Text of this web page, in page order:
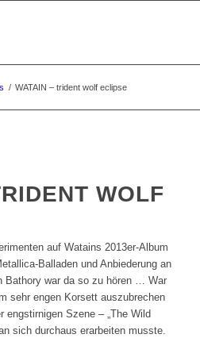
/ WATAIN – trident wolf eclipse
WOLF
auf Watains 2013er-Album
Balladen und Anbiederung an
Bathory war da so zu hören … War
sehr engen Korsett auszubrechen
engstirnigen Szene – „The Wild
sich durchaus erarbeiten musste.